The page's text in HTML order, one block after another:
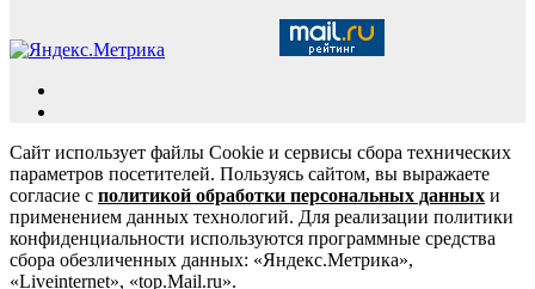
Сайт использует файлы Cookie и сервисы сбора технических
параметров посетителей. Пользуясь сайтом, вы выражаете
согласие с политикой обработки персональных данных и
применением данных технологий. Для реализации политики
конфиденциальности используются программные средства
сбора обезличенных данных: «Яндекс.Метрика»,
«Liveinternet», «top.Mail.ru».